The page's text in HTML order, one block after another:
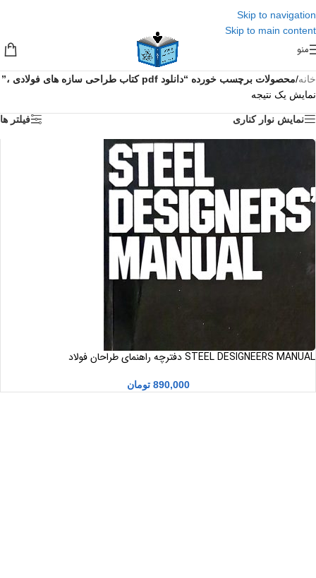
Skip to navigation
Skip to main content
منو
خانه/محصولات برچسب خورده “دانلود pdf کتاب طراحی سازه های فولادی ،”
نمایش یک نتیجه
نمایش نوار کناری فیلتر ها
STEEL DESIGNEERS MANUAL دفترچه راهنمای طراحان فولاد
890,000 تومان